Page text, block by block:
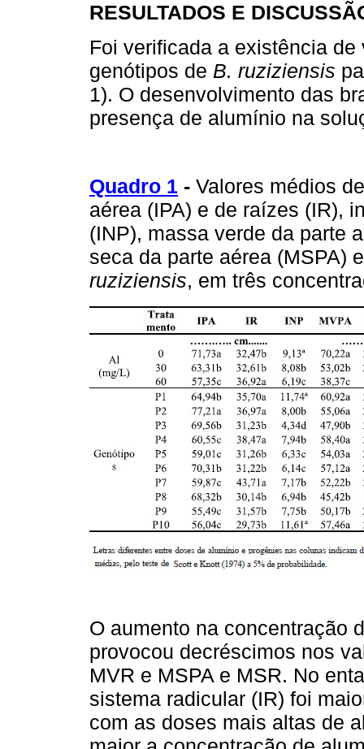
RESULTADOS E
Foi verificada a existência
genótipos de B. ruziziensis
1). O desenvolvimento das
presença de alumínio na
Quadro 1 - Valores médios
aérea (IPA) e de raízes (IR),
(INP), massa verde da parte
seca da parte aérea (MSPA)
ruziziensis, em três
O aumento na concentração
provocou decréscimos nos
MVR e MSPA e MSR. No
sistema radicular (IR) foi
com as doses mais altas de